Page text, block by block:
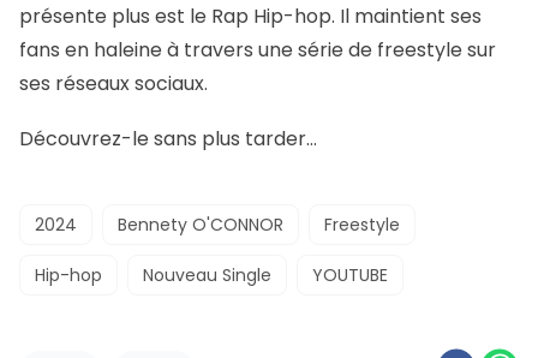
présente plus est le Rap Hip-hop. Il maintient ses
fans en haleine à travers une série de freestyle sur
ses réseaux sociaux.
Découvrez-le sans plus tarder…
2024 Bennety O'CONNOR Freestyle
Hip-hop Nouveau Single YOUTUBE